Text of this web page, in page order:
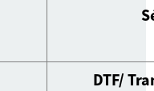
DTF/